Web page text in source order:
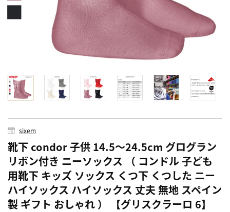
sixem
靴下 condor 子供 14.5～24.5cm グログラン
リボン付き ニーソックス （ コンドル 子ども
用靴下 キッズ ソックス くつ下 くつした ニー
ハイソックス ハイソックス 丈夫 無地 スペイン
製 ギフト おしゃれ ） 【グリスクラーロ 6】